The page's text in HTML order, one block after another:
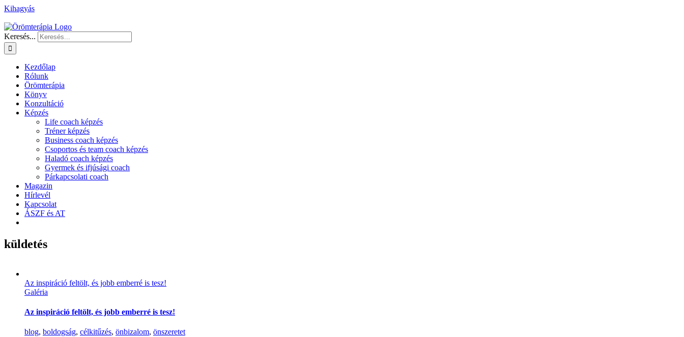
Kihagyás
Keresés...
Kezdőlap
Rólunk
Örömterápia
Könyv
Konzultáció
Képzés
Life coach képzés
Tréner képzés
Business coach képzés
Csoportos és team coach képzés
Haladó coach képzés
Gyermek és ifjúsági coach
Párkapcsolati coach
Magazin
Hírlevél
Kapcsolat
ÁSZF és AT
küldetés
Az inspiráció feltölt, és jobb emberré is tesz!
Galéria
Az inspiráció feltölt, és jobb emberré is tesz!
blog, boldogság, célkitűzés, önbizalom, önszeretet